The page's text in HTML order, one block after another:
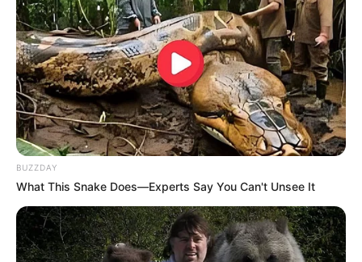
BUZZDAY
What This Snake Does—Experts Say You Can't Unsee It